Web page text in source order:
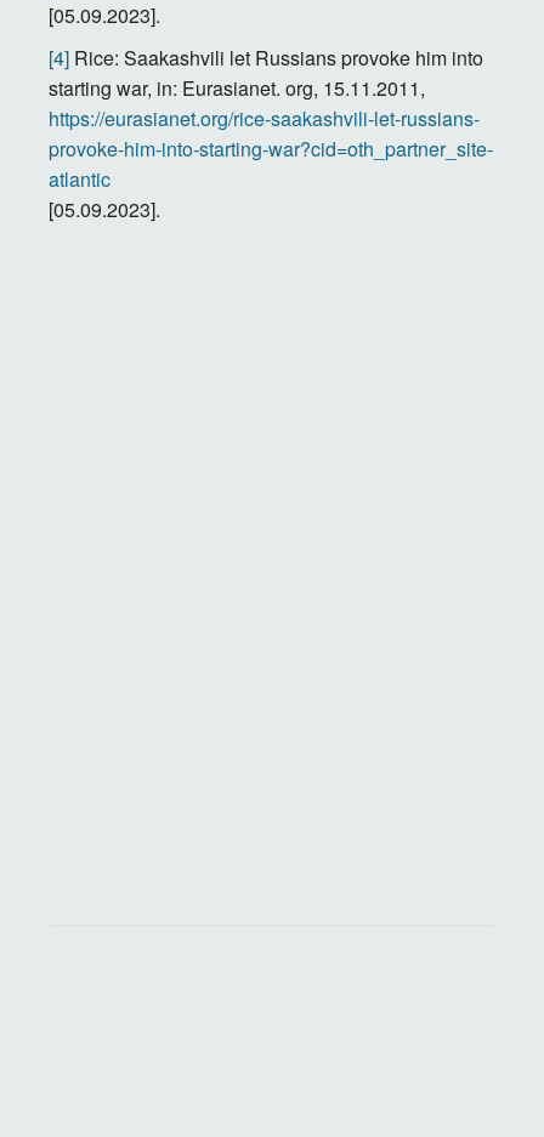
[05.09.2023].
[4] Rice: Saakashvili let Russians provoke him into
starting war, in: Eurasianet. org, 15.11.2011,
https://eurasianet.org/rice-saakashvili-let-russians-
provoke-him-into-starting-war?cid=oth_partner_site-
atlantic
[05.09.2023].